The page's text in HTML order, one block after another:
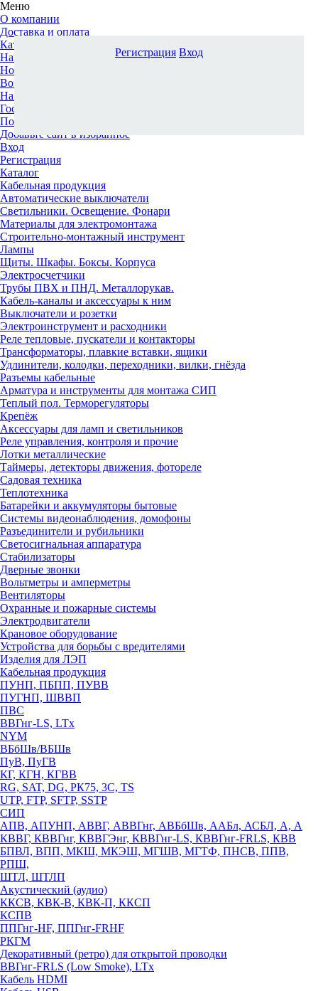
Меню
О компании
Доставка и оплата
Каталог
Наши офисы
Новости и новинки
Вопрос-ответ
Наша команда
Гос. заказчикам
Поставщикам
Добавьте сайт в избранное
Вход
Регистрация
Каталог
Кабельная продукция
Автоматические выключатели
Светильники. Освещение. Фонари
Материалы для электромонтажа
Строительно-монтажный инструмент
Лампы
Щиты. Шкафы. Боксы. Корпуса
Электросчетчики
Трубы ПВХ и ПНД. Металлорукав.
Кабель-каналы и аксессуары к ним
Выключатели и розетки
Электроинструмент и расходники
Реле тепловые, пускатели и контакторы
Трансформаторы, плавкие вставки, ящики
Удлинители, колодки, переходники, вилки, гнёзда
Разъемы кабельные
Арматура и инструменты для монтажа СИП
Теплый пол. Терморегуляторы
Крепёж
Аксессуары для ламп и светильников
Реле управления, контроля и прочие
Лотки металлические
Таймеры, детекторы движения, фотореле
Садовая техника
Теплотехника
Батарейки и аккумуляторы бытовые
Системы видеонаблюдения, домофоны
Разъединители и рубильники
Светосигнальная аппаратура
Стабилизаторы
Дверные звонки
Вольтметры и амперметры
Вентиляторы
Охранные и пожарные системы
Электродвигатели
Крановое оборудование
Устройства для борьбы с вредителями
Изделия для ЛЭП
Кабельная продукция
ПУНП, ПБПП, ПУВВ
ПУГНП, ШВВП
ПВС
ВВГнг-LS, LTx
NYM
ВБбШв/ВБШв
ПуВ, ПуГВ
КГ, КГН, КГВВ
RG, SAT, DG, РК75, 3С, TS
UTP, FTP, SFTP, SSTP
СИП
АПВ, АПУНП, АВВГ, АВВГнг, АВБбШв, ААБл, АСБЛ, А, А
КВВГ, КВВГнг, КВВГЭнг, КВВГнг-LS, КВВГнг-FRLS, КВВ
БПВЛ, ВПП, МКШ, МКЭШ, МГШВ, МГТФ, ПНСВ, ППВ,
РПШ,
ШТЛ, ШТЛП
Акустический (аудио)
ККСВ, КВК-В, КВК-П, ККСП
КСПВ
ППГнг-HF, ППГнг-FRHF
РКГМ
Декоративный (ретро) для открытой проводки
ВВГнг-FRLS (Low Smoke), LTx
Кабель HDMI
Регистрация Вход